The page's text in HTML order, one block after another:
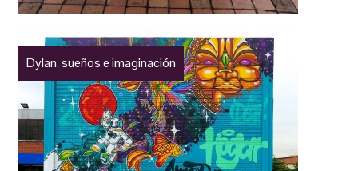
Dylan, sueños e imaginación